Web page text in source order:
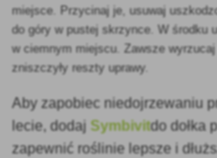
miejsce. Przycinaj je, usuwaj
do góry w pustej skrzynce. W środku
w ciemnym miejscu. Zawsze
zniszczyły reszty uprawy.
Aby zapobiec niedojrzewaniu
lecie, dodajSymbivitdo dołka
zapewnić roślinie lepsze i